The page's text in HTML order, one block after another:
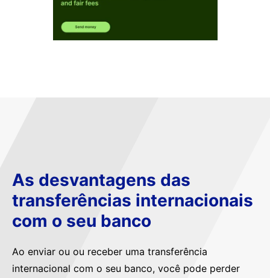
As desvantagens das
transferências internacionais
com o seu banco
Ao enviar ou ou receber uma transferência
internacional com o seu banco, você pode perder